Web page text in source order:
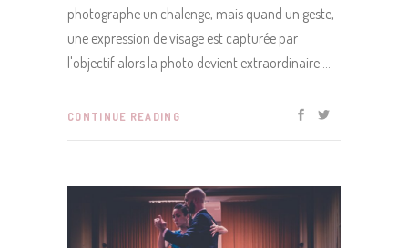
photographe un chalenge, mais quand un geste,
une expression de visage est capturée par
l'objectif alors la photo devient extraordinaire
CONTINUE READING